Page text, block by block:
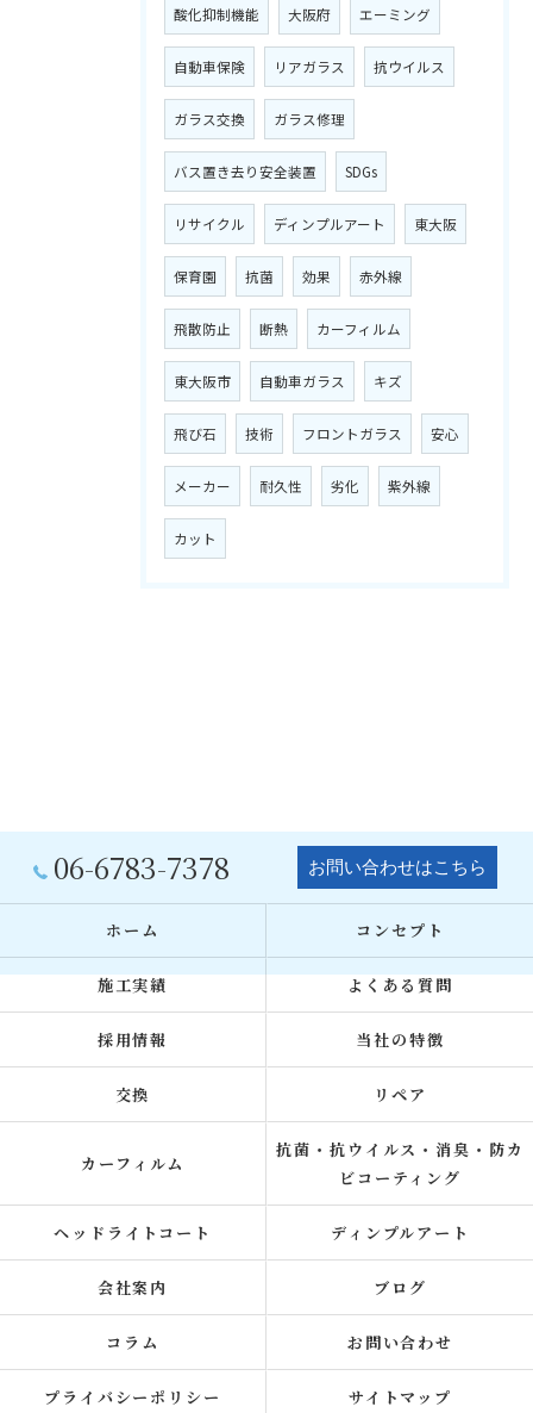
酸化抑制機能 大阪府 エーミング
自動車保険 リアガラス 抗ウイルス
ガラス交換 ガラス修理
バス置き去り安全装置 SDGs
リサイクル ディンプルアート 東大阪
保育園 抗菌 効果 赤外線
飛散防止 断熱 カーフィルム
東大阪市 自動車ガラス キズ
飛び石 技術 フロントガラス 安心
メーカー 耐久性 劣化 紫外線
カット
06-6783-7378 お問い合わせはこちら
ホーム コンセプト
施工実績 よくある質問
採用情報 当社の特徴
交換 リペア
カーフィルム
抗菌・抗ウイルス・消臭・防カ
ビコーティング
ヘッドライトコート ディンプルアート
会社案内 ブログ
コラム お問い合わせ
プライバシーポリシー サイトマップ